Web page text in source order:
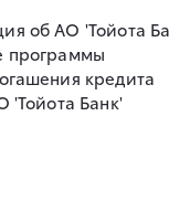
об АО 'Тойота
программы
кредита
'Тойота Банк'